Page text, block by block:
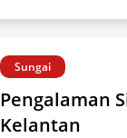
Sungai
Pengalaman
Kelantan